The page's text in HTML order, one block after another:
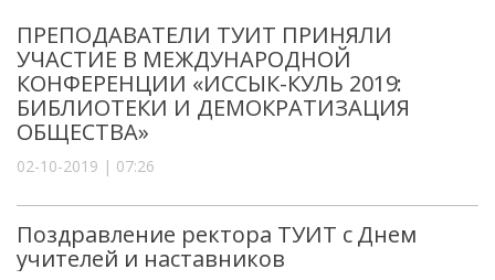
ПРЕПОДАВАТЕЛИ ТУИТ ПРИНЯЛИ
УЧАСТИЕ В МЕЖДУНАРОДНОЙ
КОНФЕРЕНЦИИ «ИССЫК-КУЛЬ 2019:
БИБЛИОТЕКИ И ДЕМОКРАТИЗАЦИЯ
ОБЩЕСТВА»
02-10-2019 | 07:26
Поздравление ректора ТУИТ с Днем
учителей и наставников